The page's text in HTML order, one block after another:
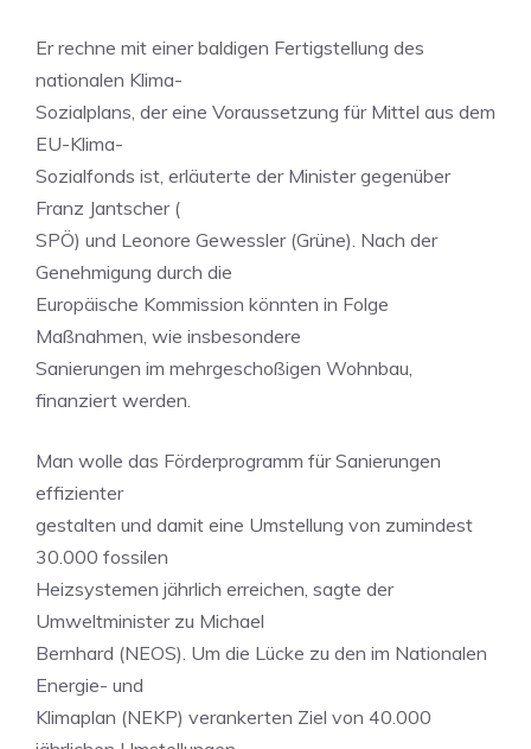
Er rechne mit einer baldigen Fertigstellung des
nationalen Klima-
Sozialplans, der eine Voraussetzung für Mittel aus dem
EU-Klima-
Sozialfonds ist, erläuterte der Minister gegenüber
Franz Jantscher (
SPÖ) und Leonore Gewessler (Grüne). Nach der
Genehmigung durch die
Europäische Kommission könnten in Folge
Maßnahmen, wie insbesondere
Sanierungen im mehrgeschoßigen Wohnbau,
finanziert werden.
Man wolle das Förderprogramm für Sanierungen
effizienter
gestalten und damit eine Umstellung von zumindest
30.000 fossilen
Heizsystemen jährlich erreichen, sagte der
Umweltminister zu Michael
Bernhard (NEOS). Um die Lücke zu den im Nationalen
Energie- und
Klimaplan (NEKP) verankerten Ziel von 40.000